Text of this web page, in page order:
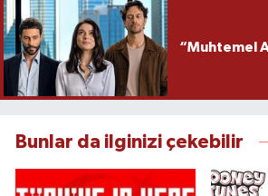
“Muhtemel
Bunlar da ilginizi çekebilir